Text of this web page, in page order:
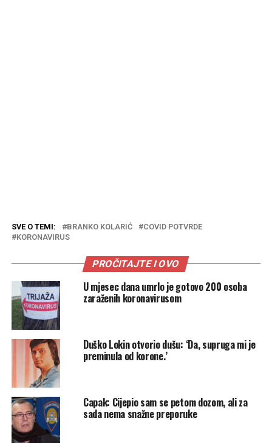
SVE O TEMI: BRANKO KOLARIĆ
COVID POTVRDE
KORONAVIRUS
PROČITAJTE I OVO
U mjesec dana umrlo je gotovo 200 osoba
zaraženih koronavirusom
Duško Lokin otvorio dušu: ‘Da, supruga mi je
preminula od korone.’
Capak: Cijepio sam se petom dozom, ali za
sada nema snažne preporuke